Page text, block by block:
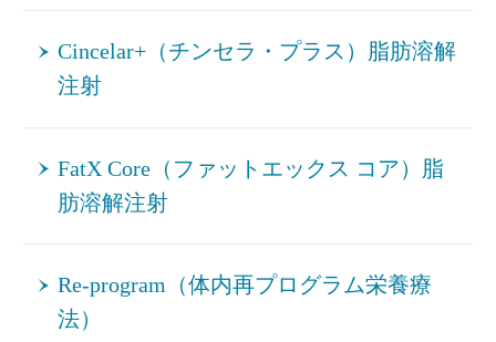
Cincelar+（チンセラ・プラス）脂肪溶解
注射
FatX Core（ファットエックス コア）脂
肪溶解注射
Re‐program（体内再プログラム栄養療
法）